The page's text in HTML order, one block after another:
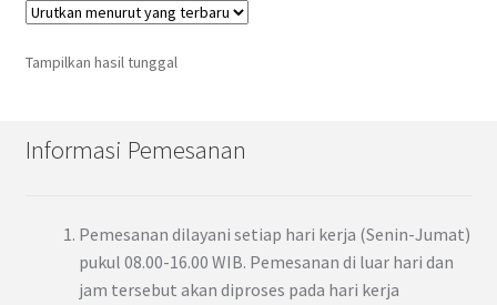
Tampilkan hasil tunggal
Informasi Pemesanan
Pemesanan dilayani setiap hari kerja (Senin-Jumat)
pukul 08.00-16.00 WIB. Pemesanan di luar hari dan
jam tersebut akan diproses pada hari kerja